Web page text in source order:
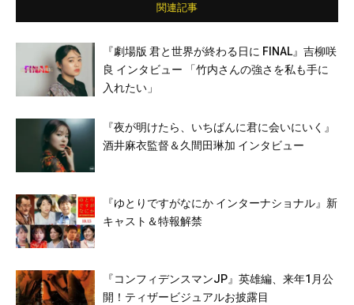
関連記事
『劇場版 君と世界が終わる日に FINAL』吉柳咲
良 インタビュー 「竹内さんの強さを私も手に
入れたい」
『夜が明けたら、いちばんに君に会いにいく』
酒井麻衣監督＆久間田琳加 インタビュー
『ゆとりですがなにか インターナショナル』新
キャスト＆特報解禁
『コンフィデンスマンJP』英雄編、来年1月公
開！ティザービジュアルお披露目